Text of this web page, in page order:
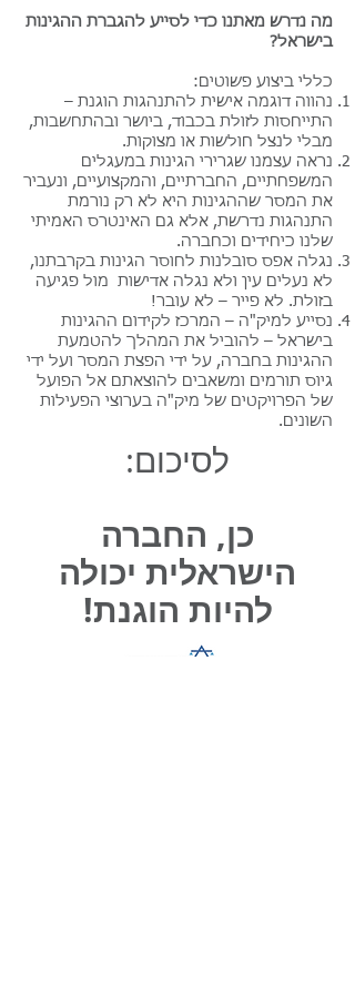
מה נדרש מאתנו כדי לסייע להגברת ההגינות
בישראל?
כללי ביצוע פשוטים:
נהווה דוגמה אישית להתנהגות הוגנת –
התייחסות לזולת בכבוד, ביושר ובהתחשבות,
מבלי לנצל חולשות או מצוקות.
נראה עצמנו שגרירי הגינות במעגלים
המשפחתיים, החברתיים, והמקצועיים, ונעביר
את המסר שההגינות היא לא רק נורמת
התנהגות נדרשת, אלא גם האינטרס האמיתי
שלנו כיחידים וכחברה.
נגלה אפס סובלנות לחוסר הגינות בקרבתנו,
לא נעלים עין ולא נגלה אדישות מול פגיעה
בזולת. לא פייר – לא עובר!
נסייע למיק"ה – המרכז לקידום ההגינות
בישראל – להוביל את המהלך להטמעת
ההגינות בחברה, על ידי הפצת המסר ועל ידי
גיוס תורמים ומשאבים להוצאתם אל הפועל
של הפרויקטים של מיק"ה בערוצי הפעילות
השונים.
לסיכום:
כן, החברה
הישראלית יכולה
להיות הוגנת!